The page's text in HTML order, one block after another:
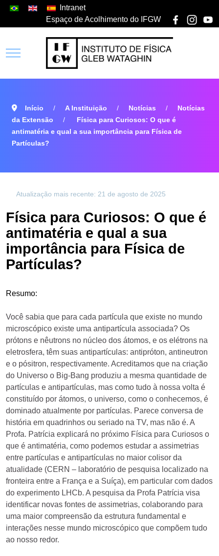
Intranet
Espaço de Acolhimento do IFGW
Início A Instituição Notícias
Notícias
da Extensão
Física para Curiosos: O que é
antimatéria e qual a sua importância para Física de
Partículas?
Atualização mais recente: 21 de agosto de 2025
Física para Curiosos: O que é
antimatéria e qual a sua
importância para Física de
Partículas?
Resumo:
Você sabia que para cada partícula que existe no mundo
microscópico existe uma antipartícula associada? Os
prótons e nêutrons no núcleo dos átomos, e os elétrons na
eletrosfera, têm suas antipartículas: antipróton, antineutron
e o pósitron, respectivamente. Acreditamos que na criação
do Universo o Big-Bang produziu a mesma quantidade de
partículas e antipartículas, mas como tudo à nossa volta é
constituído por átomos, o universo, como o conhecemos, é
dominado atualmente por partículas. Parece conversa de
história em quadrinhos ou seriado na TV, mas não é. A
Profa. Patrícia explicará no próximo Física para Curiosos o
que é antimatéria, como podemos estudar a assimetrias
entre partículas e antipartículas no maior colisor da
atualidade (CERN – laboratório de pesquisa localizado na
fronteira entre a França e a Suíça), em particular com dados
do experimento LHCb. A pesquisa da Profa Patrícia visa
identificar novas fontes de assimetrias, colaborando para
uma maior compreensão da estrutura fundamental e
interações nesse mundo microscópico que compõem tudo
ao nosso redor.